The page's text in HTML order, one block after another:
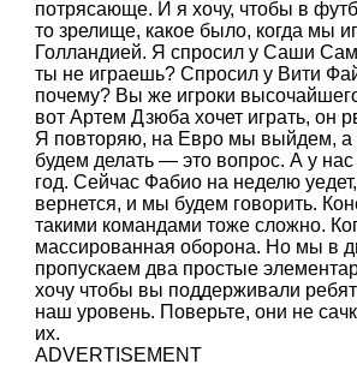
потрясающе. И я хочу, чтобы в
то зрелище, какое было, когда мы
Голландией. Я спросил у Саши
ты не играешь? Спросил у Вити
почему? Вы же игроки
вот Артем Дзюба хочет играть, он
Я повторяю, на Евро мы выйдем, а
будем делать — это вопрос. А у нас
год. Сейчас Фабио на неделю
вернется, и мы будем говорить.
такими командами тоже сложно.
массированная оборона. Но мы в
пропускаем два простые
хочу чтобы вы поддерживали
наш уровень. Поверьте, они не
их.
ADVERTISEMENT